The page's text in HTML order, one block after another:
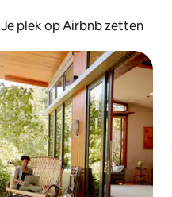
Je plek op Airbnb zetten